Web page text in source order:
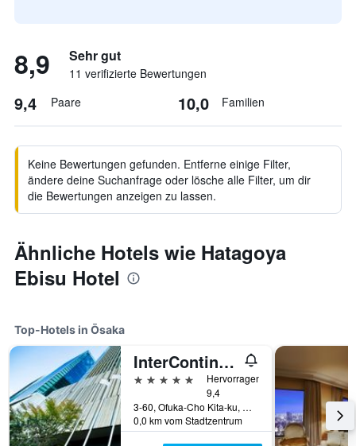
8,9 Sehr gut
11 verifizierte Bewertungen
9,4 Paare 10,0 Familien
Keine Bewertungen gefunden. Entferne einige Filter,
ändere deine Suchanfrage oder lösche alle Filter, um dir
die Bewertungen anzeigen zu lassen.
Ähnliche Hotels wie Hatagoya
Ebisu Hotel
Top-Hotels in Ōsaka
InterContinental Osaka by IHG
5 Sterne
Hervorragend
9,4
3-60, Ofuka-Cho Kita-ku, Ōsaka, Japan
0,0 km vom Stadtzentrum